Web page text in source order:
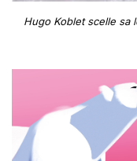
Hugo Koblet scelle sa